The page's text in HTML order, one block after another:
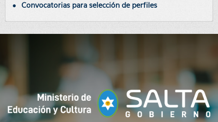
Convocatorias para selección de perfiles